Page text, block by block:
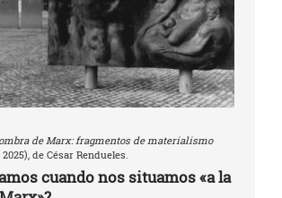
de Marx: fragmentos de materialismo
de César Rendueles.
cuando nos situamos «a la